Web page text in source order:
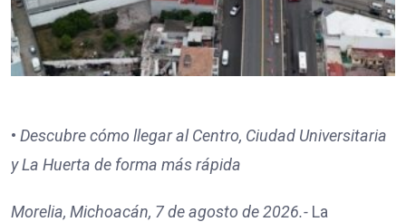
• Descubre cómo llegar al Centro, Ciudad Universitaria
y La Huerta de forma más rápida
Morelia, Michoacán, 7 de agosto de 2026.- La